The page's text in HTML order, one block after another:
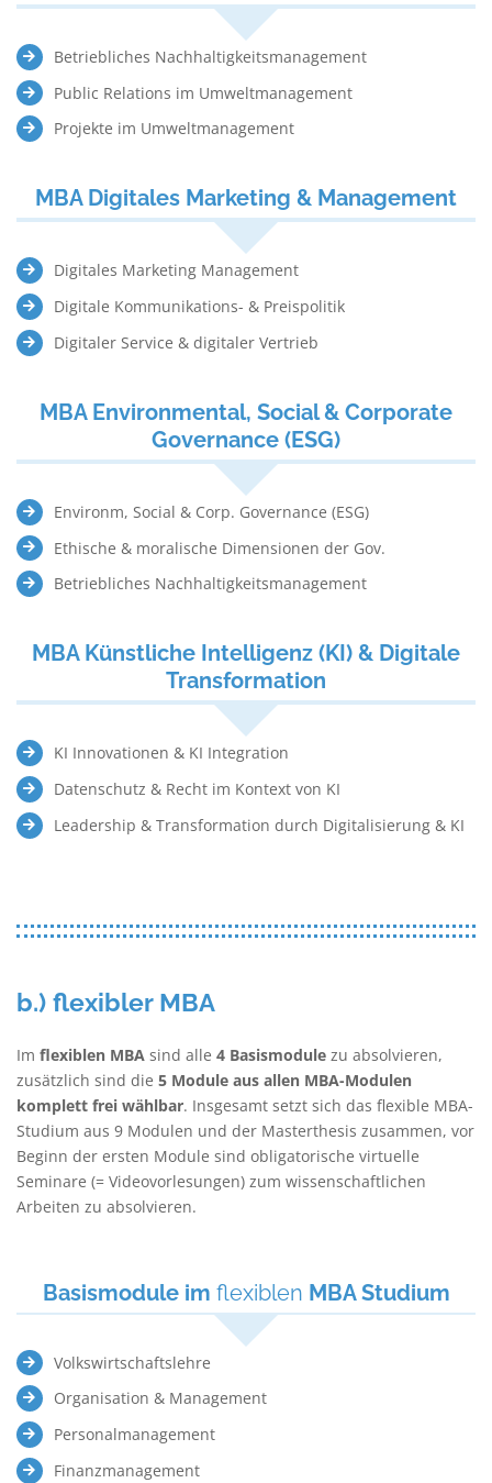
Betriebliches Nachhaltigkeitsmanagement
Public Relations im Umweltmanagement
Projekte im Umweltmanagement
MBA Digitales Marketing & Management
Digitales Marketing Management
Digitale Kommunikations- & Preispolitik
Digitaler Service & digitaler Vertrieb
MBA Environmental, Social & Corporate
Governance (ESG)
Environm, Social & Corp. Governance (ESG)
Ethische & moralische Dimensionen der Gov.
Betriebliches Nachhaltigkeitsmanagement
MBA Künstliche Intelligenz (KI) & Digitale
Transformation
KI Innovationen & KI Integration
Datenschutz & Recht im Kontext von KI
Leadership & Transformation durch Digitalisierung & KI
b.) flexibler MBA
Im flexiblen MBA sind alle 4 Basismodule zu absolvieren,
zusätzlich sind die 5 Module aus allen MBA-Modulen
komplett frei wählbar. Insgesamt setzt sich das flexible MBA-
Studium aus 9 Modulen und der Masterthesis zusammen, vor
Beginn der ersten Module sind obligatorische virtuelle
Seminare (= Videovorlesungen) zum wissenschaftlichen
Arbeiten zu absolvieren.
Basismodule im flexiblen MBA Studium
Volkswirtschaftslehre
Organisation & Management
Personalmanagement
Finanzmanagement